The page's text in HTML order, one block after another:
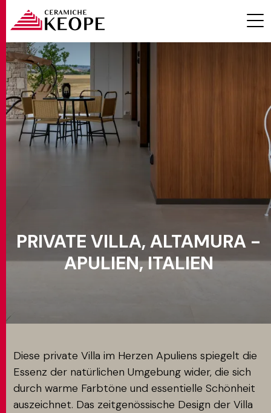
PROJEKTE
KONTAKTE
SUCHEN
RESERVIERTER BEREICH
PRIVATE VILLA, ALTAMURA -
APULIEN, ITALIEN
Diese private Villa im Herzen Apuliens spiegelt die
Essenz der natürlichen Umgebung wider, die sich
durch warme Farbtöne und essentielle Schönheit
auszeichnet. Das zeitgenössische Design der Villa